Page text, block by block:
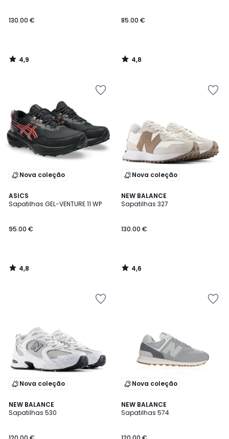
130.00 €
4,9
/
85.00 €
4,8
/
Nova coleção
ASICS
Sapatilhas GEL-VENTURE 11 WP
95.00 €
4,8
/ 5
4,8
/
Nova coleção
NEW BALANCE
Sapatilhas 327
130.00 €
4,6
/ 5
4,6
/
Nova coleção
NEW BALANCE
Sapatilhas 530
4
/
Nova coleção
NEW BALANCE
Sapatilhas 574
4
/